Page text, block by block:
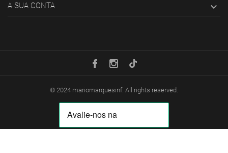
A SUA CONTA 
© 2024 mariomarquesinf. All rights reserved.